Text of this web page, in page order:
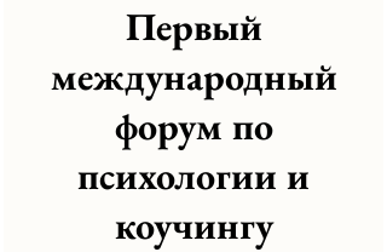
Первый
международный
форум по
психологии и
коучингу